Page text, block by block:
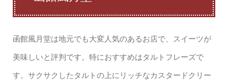
函館風月堂は地元でも大変人気のあるお店で、スイーツが
美味しいと評判です。特におすすめはタルトフレーズで
す。サクサクしたタルトの上にリッチなカスタードクリー